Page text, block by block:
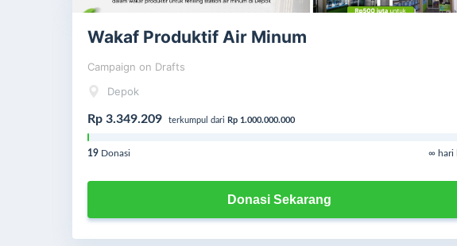
Wakaf Produktif Air Minum
Campaign on Drafts
Depok
Rp 3.349.209 terkumpul dari Rp 1.000.000.000
19 Donasi ∞ hari
Donasi Sekarang